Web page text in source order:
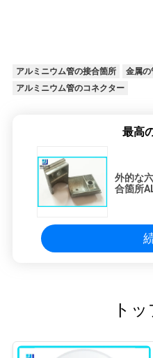
アルミニウム管の接合箇所
金属の
アルミニウム管のコネクター
最高
外的な
合箇所
ト